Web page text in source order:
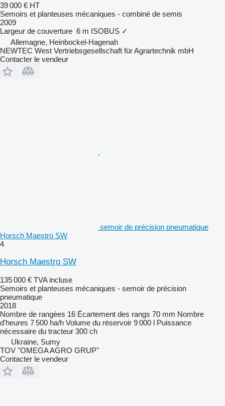
39 000 € HT
Semoirs et planteuses mécaniques - combiné de semis
2009
Largeur de couverture 6 m ISOBUS ✓
Allemagne, Heinbockel-Hagenah
NEWTEC West Vertriebsgesellschaft für Agrartechnik mbH
Contacter le vendeur
semoir de précision pneumatique
Horsch Maestro SW
4
Horsch Maestro SW
135 000 € TVA incluse
Semoirs et planteuses mécaniques - semoir de précision
pneumatique
2018
Nombre de rangées 16 Écartement des rangs 70 mm Nombre
d'heures 7 500 ha/h Volume du réservoir 9 000 l Puissance
nécessaire du tracteur 300 ch
Ukraine, Sumy
TOV "OMEGA AGRO GRUP"
Contacter le vendeur